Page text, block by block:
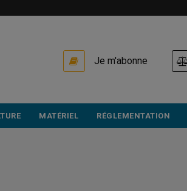
Je m'abonne
MATÉRIEL RÉGLEMENTATION